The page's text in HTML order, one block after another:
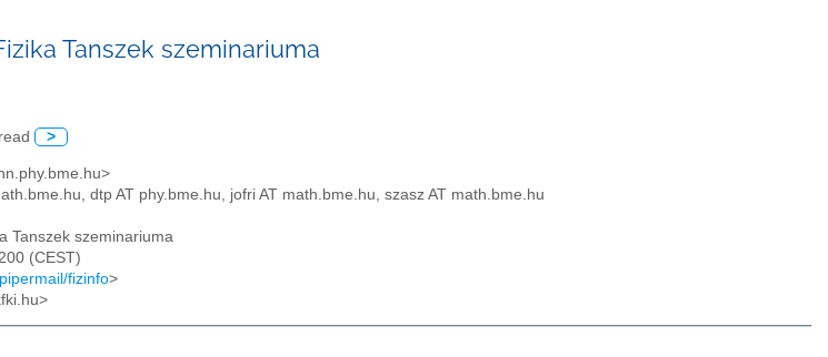
Tanszek szeminariuma
>
dtp AT phy.bme.hu, jofri AT math.bme.hu, szasz AT math.bme.hu
Tanszek szeminariuma
(CEST)
fizinfo>